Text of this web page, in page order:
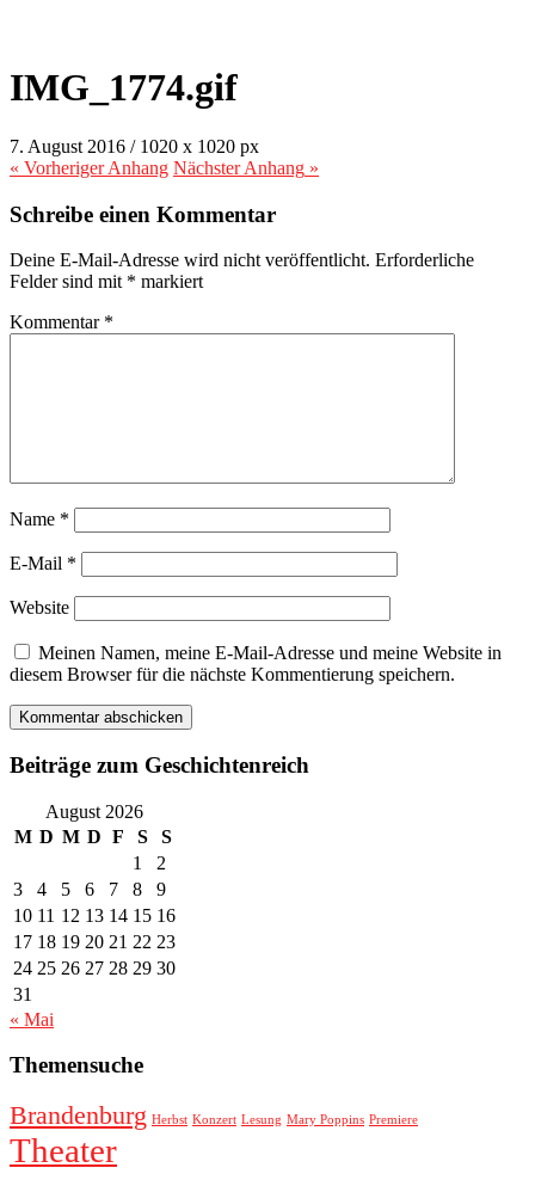
IMG_1774.gif
7. August 2016 / 1020 x 1020 px
« VorherigerAnhang NächsterAnhang »
Schreibe einen Kommentar
Deine E-Mail-Adresse wird nicht veröffentlicht. Erforderliche
Felder sind mit * markiert
Kommentar *
Name *
E-Mail *
Website
Meinen Namen, meine E-Mail-Adresse und meine Website in
diesem Browser für die nächste Kommentierung speichern.
Beiträge zum Geschichtenreich
August 2026
M D M D F S
S
1
2
3
4 5 6 7 8
9
10 11 12 13 14 15 16
17 18 19 20 21 22 23
24 25 26 27 28 29 30
31
« Mai
Themensuche
Brandenburg Herbst Konzert Lesung Mary Poppins Premiere
Theater